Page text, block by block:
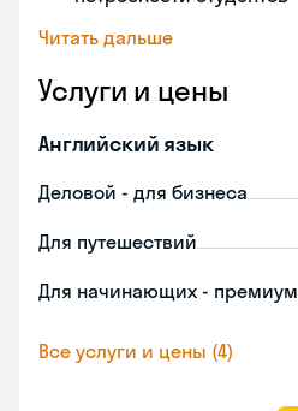
Читать дальше
Услуги и цены
Английский язык
Деловой - для бизнеса
Для путешествий
Для начинающих - премиум
Все услуги и цены (4)